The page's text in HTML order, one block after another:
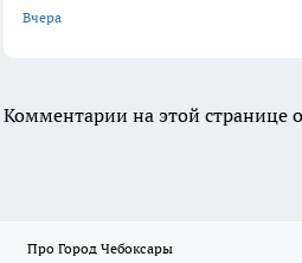
Вчера
Комментарии на этой странице
Про Город Чебоксары